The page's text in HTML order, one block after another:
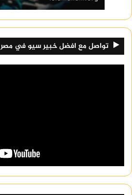
تواصل مع افضل خبير سيو في مصر